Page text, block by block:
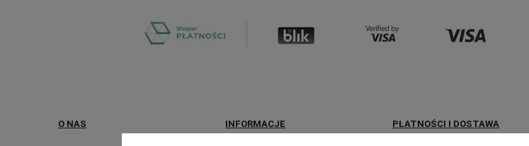
O NAS INFORMACJE PŁATNOŚCI I DOSTAWA